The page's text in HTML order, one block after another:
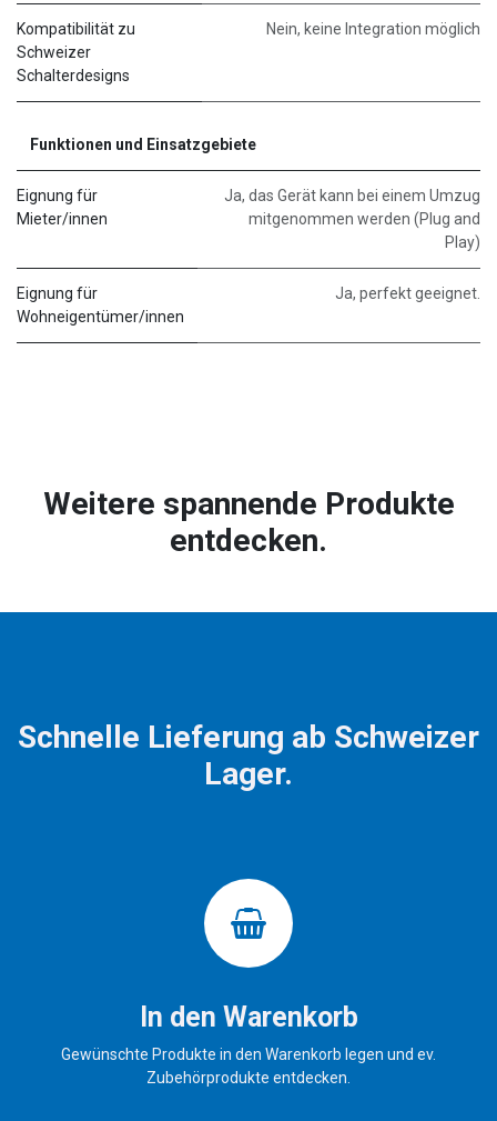
Kompatibilität zu
Schweizer
Schalterdesigns
Nein, keine Integration möglich
Funktionen und Einsatzgebiete
Eignung für
Mieter/innen
Ja, das Gerät kann bei einem Umzug
mitgenommen werden (Plug and
Play)
Eignung für
Wohneigentümer/innen
Ja, perfekt geeignet.
Weitere spannende Produkte
entdecken.
Schnelle Lieferung ab Schweizer
Lager.
In den Warenkorb
Gewünschte Produkte in den Warenkorb legen und ev.
Zubehörprodukte entdecken.